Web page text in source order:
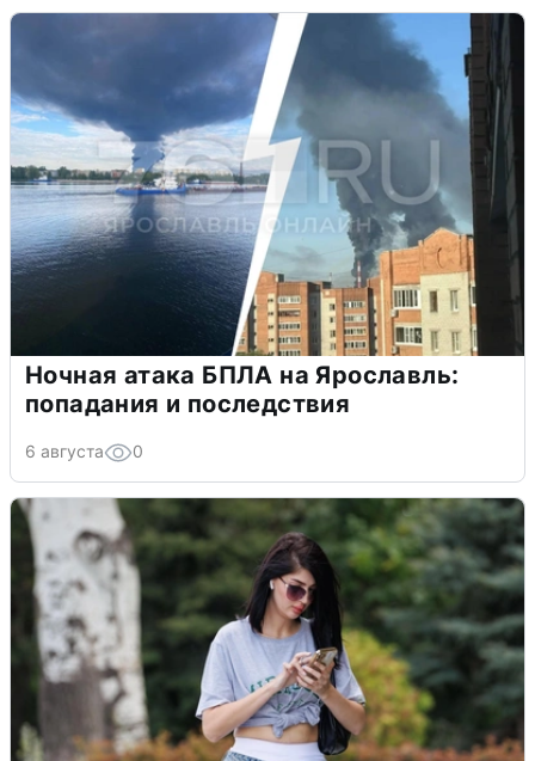
Ночная атака БПЛА на Ярославль:
попадания и последствия
6 августа 0